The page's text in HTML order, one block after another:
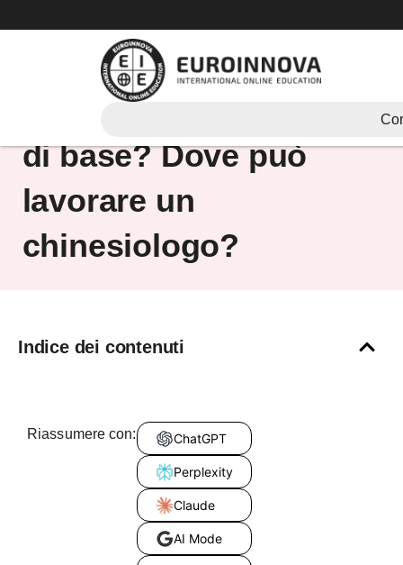
al
Cosa fa il chinesiologo
di base? Dove può
lavorare un
chinesiologo?
Indice dei contenuti
Riassumere con: ChatGPT
Perplexity
Claude
AI Mode